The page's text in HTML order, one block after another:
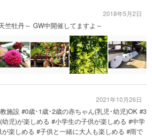
竺牡丹～ GW中開催してますよ～
2018年5月2日
施設 #0歳･1歳･2歳の赤ちゃん(乳児･幼児)OK #3
幼児)が楽しめる #小学生の子供が楽しめる #中学
楽しめる #子供と一緒に大人も楽しめる #雨で
2021年10月26日